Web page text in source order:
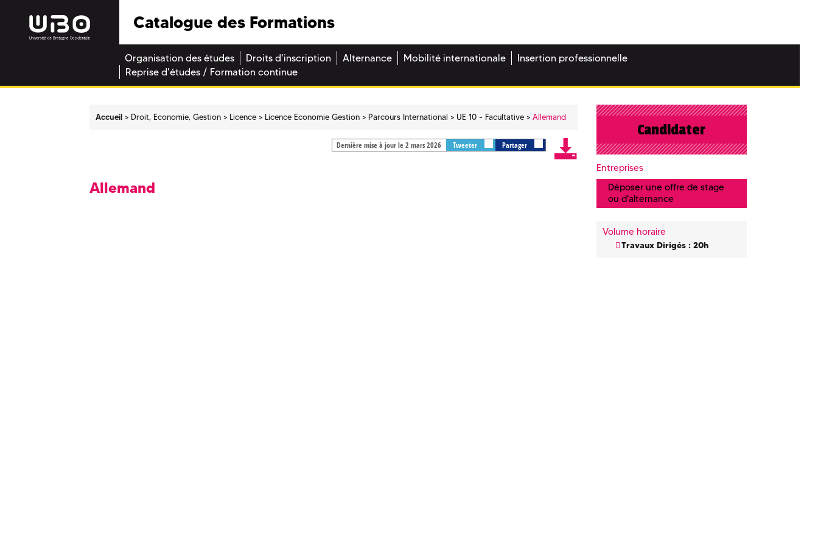
Catalogue des Formations
Organisation des études Droits d'inscription Alternance Mobilité internationale
Insertion professionnelle
Reprise d'études / Formation continue
Accueil Droit, Economie, Gestion Licence Licence Economie Gestion Parcours International UE 10 - Facultative Allemand
Dernière mise à jour le 2 mars 2026 Tweeter Partager
Allemand
Candidater
Entreprises
Déposer une offre de stage
ou d'alternance
Volume horaire
Travaux Dirigés : 20h